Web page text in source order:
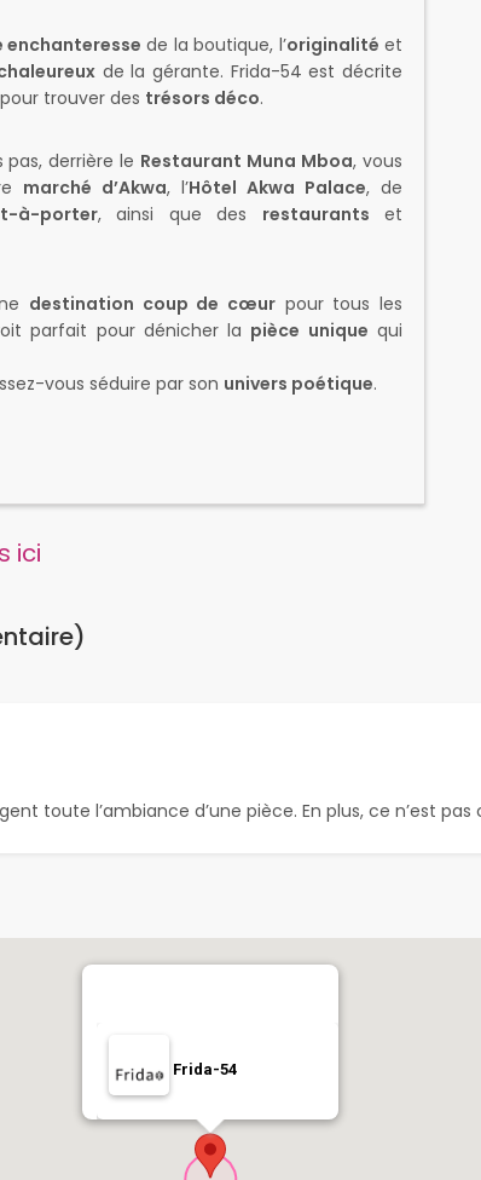
de la boutique, l’originalité et
de la gérante. Frida-54 est décrite
pour trouver des trésors déco.
pas, derrière le Restaurant Muna Mboa, vous
marché d’Akwa, l’Hôtel Akwa Palace, de
à-porter, ainsi que des restaurants et
destination coup de cœur pour tous les
parfait pour dénicher la pièce unique qui
vous séduire par son univers poétique.
ici
toute l’ambiance d’une pièce. En plus, ce n’est pas
Frida-54